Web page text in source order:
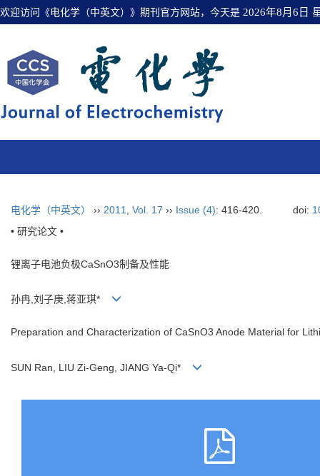
欢迎访问《电化学（中英文）》期刊官方网站，今天是 2026年8月6日
电化学（中英文） ›› 2011 Vol. 17 ›› Issue (4): 416-420. doi:
• 研究论文 •
锂离子电池负极CaSnO3制备及性能
孙冉,刘子庚,蒋亚琪*
Preparation and Characterization of CaSnO3 Anode Material for
SUN Ran, LIU Zi-Geng, JIANG Ya-Qi*